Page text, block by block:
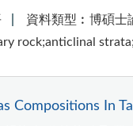
資料類型︰博碩士
rock;anticlinal
Compositions In